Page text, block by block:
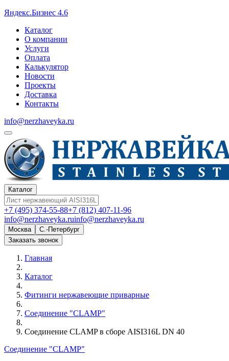
Яндекс.Бизнес 4.6
Каталог
О компании
Услуги
Оплата
Калькулятор
Новости
Проекты
Доставка
Контакты
info@nerzhaveyka.ru
Каталог
+7 (495) 374-55-88+7 (812) 407-11-96
info@nerzhaveyka.ruinfo@nerzhaveyka.ru
Москва
С.-Петербург
Заказать звонок
Главная
Каталог
Фитинги нержавеющие приварные
Соединение "CLAMP"
Соединение CLAMP в сборе AISI316L DN 40
Соединение "CLAMP"